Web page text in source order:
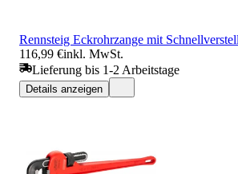
Rennsteig Eckrohrzange mit
116,99 €inkl. MwSt.
Lieferung bis 1-2 Arbeitstage
Details anzeigen